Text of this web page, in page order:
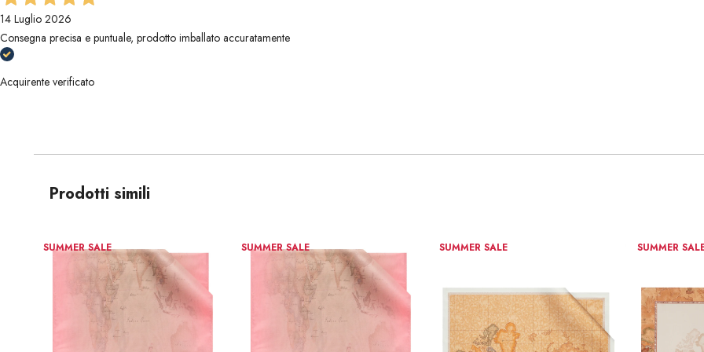
14 Luglio 2026
Consegna precisa e puntuale, prodotto imballato accuratamente
Acquirente verificato
Prodotti simili
SUMMER SALE SUMMER SALE SUMMER SALE SUMMER